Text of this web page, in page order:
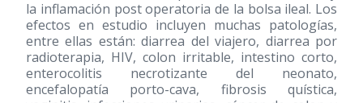
la inflamación post operatoria de la bolsa ileal. Los
efectos en estudio incluyen muchas patologías,
entre ellas están: diarrea del viajero, diarrea por
radioterapia, HIV, colon irritable, intestino corto,
enterocolitis necrotizante del neonato,
encefalopatía porto-cava, fibrosis quística,